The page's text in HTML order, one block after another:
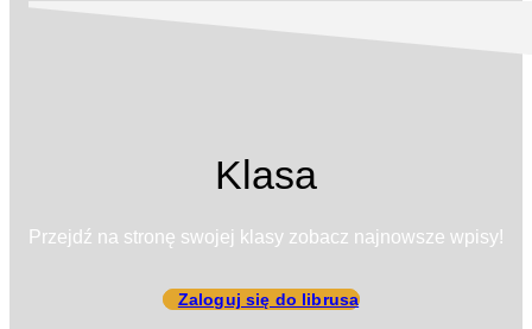
Klasa
Przejdź na stronę swojej klasy zobacz najnowsze wpisy!
Zaloguj się do librusa